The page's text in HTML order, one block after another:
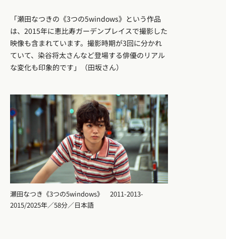
「瀬田なつきの《3つの5windows》という作品
は、2015年に恵比寿ガーデンプレイスで撮影した
映像も含まれています。撮影時期が3回に分かれ
ていて、染谷将太さんなど登場する俳優のリアル
な変化も印象的です」（田坂さん）
瀬田なつき《3つの5windows》 2011-2013-
2015/2025年／58分／日本語